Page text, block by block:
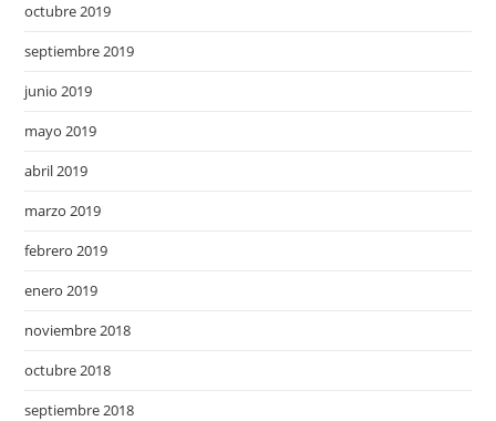
octubre 2019
septiembre 2019
junio 2019
mayo 2019
abril 2019
marzo 2019
febrero 2019
enero 2019
noviembre 2018
octubre 2018
septiembre 2018